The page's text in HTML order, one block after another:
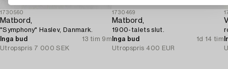
1730560
Matbord,
"Symphony" Haslev, Danmark.
Inga bud
13 tim 9m
Utropspris 7 000 SEK
1730469
Matbord,
1900-talets slut.
Inga bud
1d 14 tim
Utropspris 400 EUR